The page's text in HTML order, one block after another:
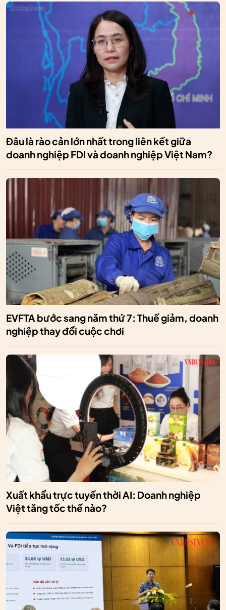
Đâu là rào cản lớn nhất trong liên kết giữa
doanh nghiệp FDI và doanh nghiệp Việt Nam?
EVFTA bước sang năm thứ 7: Thuế giảm, doanh
nghiệp thay đổi cuộc chơi
Xuất khẩu trực tuyến thời AI: Doanh nghiệp
Việt tăng tốc thế nào?